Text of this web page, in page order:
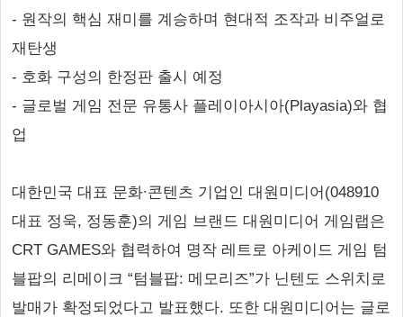
- 원작의 핵심 재미를 계승하며 현대적 조작과 비주얼로
재탄생
- 호화 구성의 한정판 출시 예정
- 글로벌 게임 전문 유통사 플레이아시아(Playasia)와 협
업
대한민국 대표 문화∙콘텐츠 기업인 대원미디어(048910
대표 정욱, 정동훈)의 게임 브랜드 대원미디어 게임랩은
CRT GAMES와 협력하여 명작 레트로 아케이드 게임 텀
블팝의 리메이크 “텀블팝: 메모리즈”가 닌텐도 스위치로
발매가 확정되었다고 발표했다. 또한 대원미디어는 글로